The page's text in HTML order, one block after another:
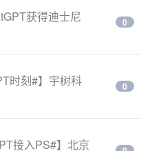
获得迪士尼
0
时刻#】宇树科
0
接入PS#】北京